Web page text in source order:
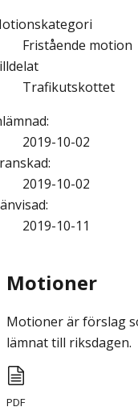
Fristående motion
Trafikutskottet
:
2019-10-02
:
2019-10-02
:
2019-10-11
Motioner
Motioner är förslag
lämnat till riksdagen.
PDF